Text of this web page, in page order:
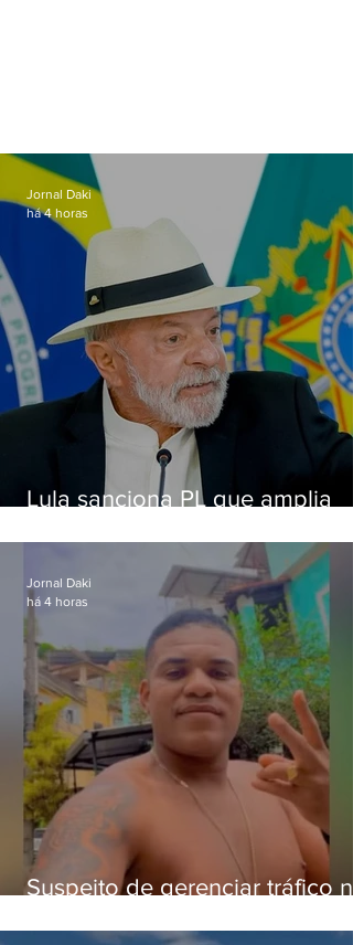
Lula sanciona PL que amplia
crianças
Jornal Daki
há 4 horas
Suspeito de gerenciar tráfico na
foragido
Jornal Daki
há 4 horas